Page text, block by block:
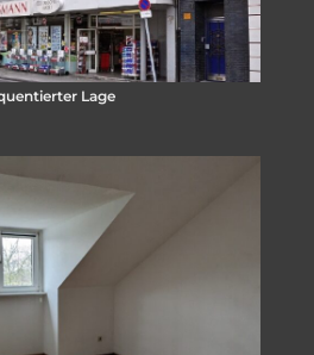
Lage